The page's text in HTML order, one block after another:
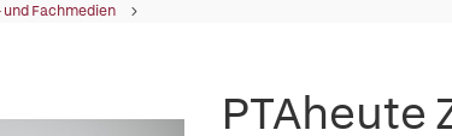
und Fachmedien
PTAheute